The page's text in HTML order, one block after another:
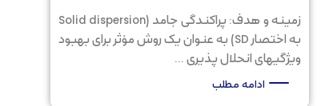
زمینه و هدف: پراکندگی جامد (Solid dispersion
به اختصار SD) به عنوان یک روش مؤثر برای بهبود
ویژگیهای انحلال پذیری ...
ادامه مطلب